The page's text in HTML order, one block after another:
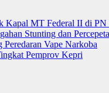
Kapal MT Federal II di PN
Stunting dan
Vape Narkoba
Pemprov Kepri